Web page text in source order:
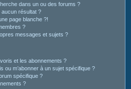
dans un ou des forums ?
aucun résultat ?
page blanche ?!
?
messages et sujets ?
et les abonnements ?
ou m’abonner à un sujet spécifique ?
spécifique ?
?